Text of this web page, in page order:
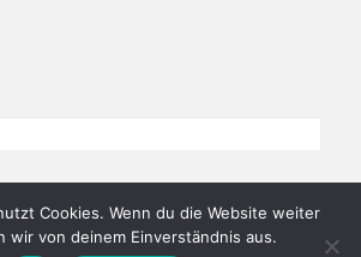
| Website byShore|Impressum|
Cookies. Wenn du die Website weiter
wir von deinem Einverständnis aus.